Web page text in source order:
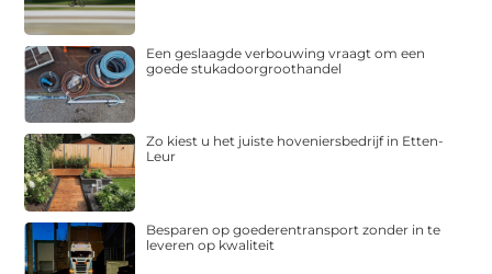
Een geslaagde verbouwing vraagt om een
goede stukadoorgroothandel
Zo kiest u het juiste hoveniersbedrijf in Etten-
Leur
Besparen op goederentransport zonder in te
leveren op kwaliteit